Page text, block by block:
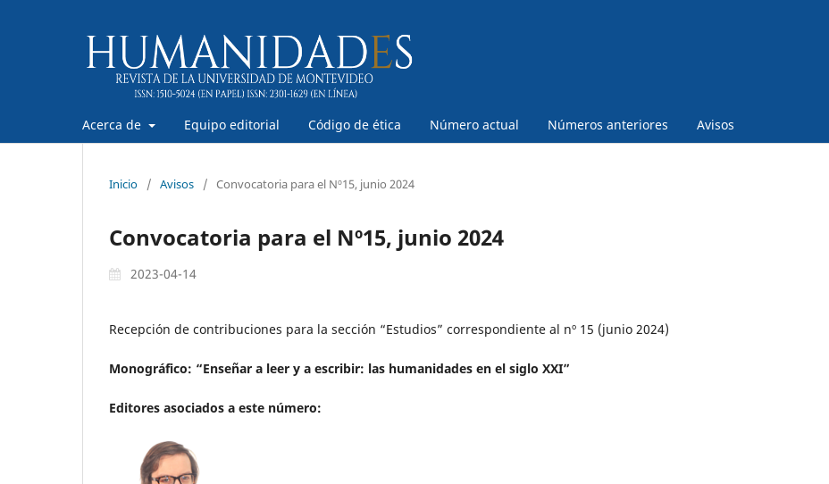
Acerca de Equipo editorial Código de ética Número actual Números anteriores Avisos
Inicio / Avisos / Convocatoria para el Nº15, junio 2024
Convocatoria para el Nº15, junio 2024
2023-04-14
Recepción de contribuciones para la sección “Estudios” correspondiente al nº 15 (junio 2024)
Monográfico: “Enseñar a leer y a escribir: las humanidades en el siglo XXI”
Editores asociados a este número: